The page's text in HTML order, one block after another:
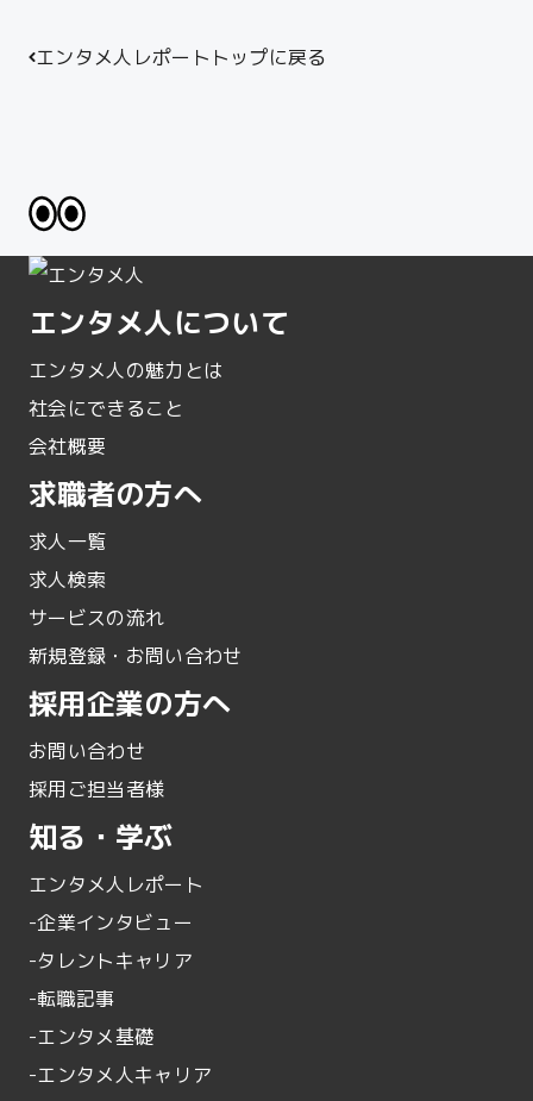
エンタメ人レポートトップに戻る
エンタメ人について
エンタメ人の魅力とは
社会にできること
会社概要
求職者の方へ
求人一覧
求人検索
サービスの流れ
新規登録・お問い合わせ
採用企業の方へ
お問い合わせ
採用ご担当者様
知る・学ぶ
エンタメ人レポート
-企業インタビュー
-タレントキャリア
-転職記事
-エンタメ基礎
-エンタメ人キャリア